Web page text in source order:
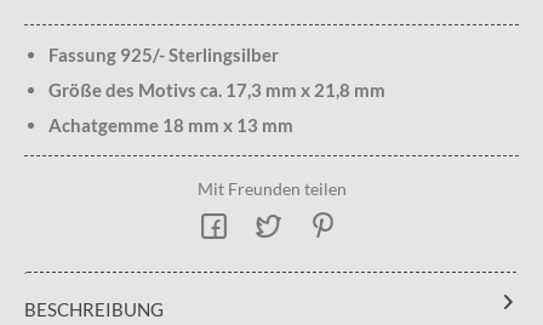
Fassung 925/- Sterlingsilber
Größe des Motivs ca. 17,3 mm x 21,8 mm
Achatgemme 18 mm x 13 mm
Mit Freunden teilen
BESCHREIBUNG